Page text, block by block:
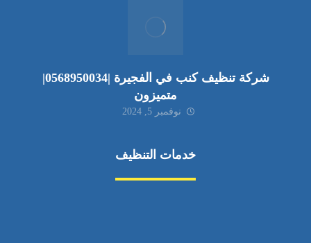
شركة تنظيف كنب في الفجيرة |0568950034|
متميزون
نوفمبر 5, 2024
خدمات التنظيف